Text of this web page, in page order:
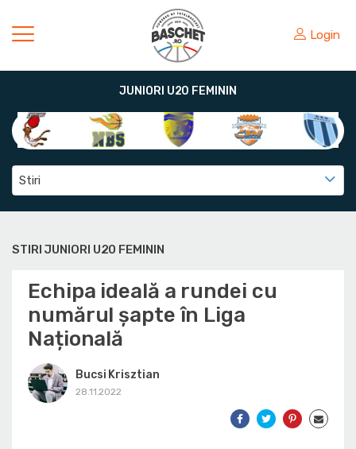
Login
JUNIORI U20 FEMININ
Stiri
STIRI JUNIORI U20 FEMININ
Echipa ideală a rundei cu
numărul șapte în Liga
Națională
Bucsi Krisztian
28.11.2022